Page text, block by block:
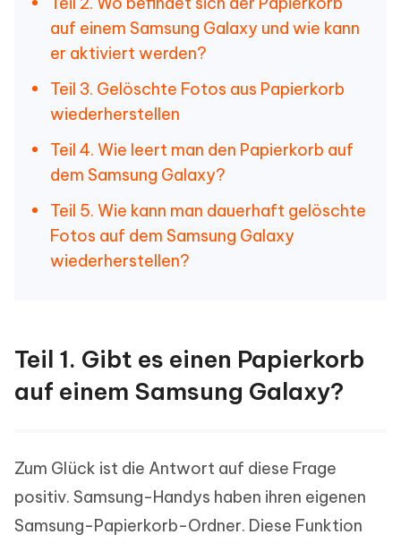
auf einem Samsung Galaxy und wie kann
er aktiviert werden?
Teil 3. Gelöschte Fotos aus Papierkorb
wiederherstellen
Teil 4. Wie leert man den Papierkorb auf
dem Samsung Galaxy?
Teil 5. Wie kann man dauerhaft gelöschte
Fotos auf dem Samsung Galaxy
wiederherstellen?
Teil 1. Gibt es einen Papierkorb
auf einem Samsung Galaxy?
Zum Glück ist die Antwort auf diese Frage
positiv. Samsung-Handys haben ihren eigenen
Samsung-Papierkorb-Ordner. Diese Funktion